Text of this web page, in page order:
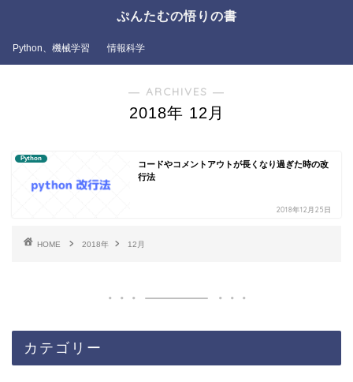
ぷんたむの悟りの書
Python、機械学習 情報科学
― ARCHIVES ―
2018年 12月
Python
コードやコメントアウトが長くなり過ぎた時の改
行法
2018年12月25日
HOME 2018年 12月
カテゴリー